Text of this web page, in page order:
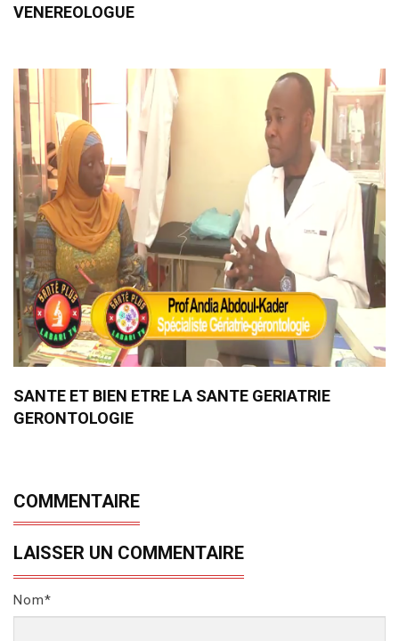
VENEREOLOGUE
SANTE ET BIEN ETRE LA SANTE GERIATRIE
GERONTOLOGIE
COMMENTAIRE
LAISSER UN COMMENTAIRE
Nom*